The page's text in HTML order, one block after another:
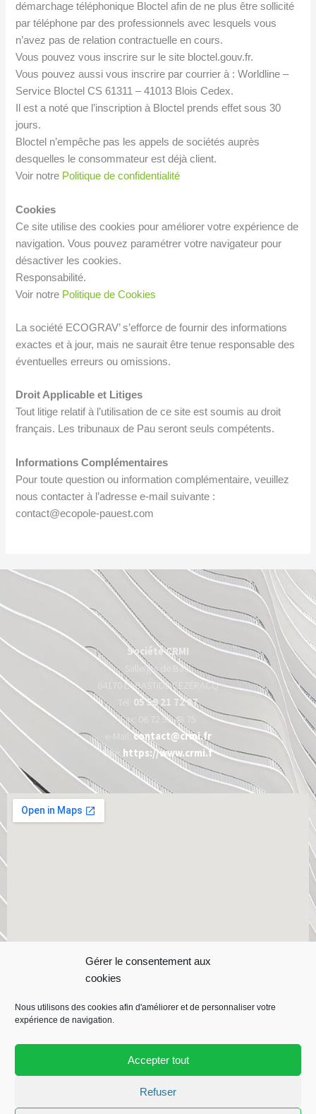
Gérer le consentement aux
cookies
Nous utilisons des cookies afin d'améliorer et de personnaliser votre
expérience de navigation.
Accepter tout
Refuser
démarchage téléphonique Bloctel afin de ne plus être sollicité
par téléphone par des professionnels avec lesquels vous
n’avez pas de relation contractuelle en cours.
Vous pouvez vous inscrire sur le site bloctel.gouv.fr.
Vous pouvez aussi vous inscrire par courrier à : Worldline –
Service Bloctel CS 61311 – 41013 Blois Cedex.
Il est a noté que l’inscription à Bloctel prends effet sous 30
jours.
Bloctel n’empêche pas les appels de sociétés auprès
desquelles le consommateur est déjà client.
Voir notre Politique de confidentialité
Cookies
Ce site utilise des cookies pour améliorer votre expérience de
navigation. Vous pouvez paramétrer votre navigateur pour
désactiver les cookies.
Responsabilité.
Voir notre Politique de Cookies
La société ECOGRAV’ s’efforce de fournir des informations
exactes et à jour, mais ne saurait être tenue responsable des
éventuelles erreurs ou omissions.
Droit Applicable et Litiges
Tout litige relatif à l’utilisation de ce site est soumis au droit
français. Les tribunaux de Pau seront seuls compétents.
Informations Complémentaires
Pour toute question ou information complémentaire, veuillez
nous contacter à l’adresse e-mail suivante :
contact@ecopole-pauest.com
Société CRMI
Salleigts de Bas,
64170 LABASTIDE CÉZÉRACQ
Tél: 05 59 21 72 87
Fax: 06 72 95 48 75
e-Mail:contact@crmi.fr
Site: https://www.crmi.f
Copyright ©CRMI| Contact :05 59 21 72 87 |CRMI est une
Despagnet BTP